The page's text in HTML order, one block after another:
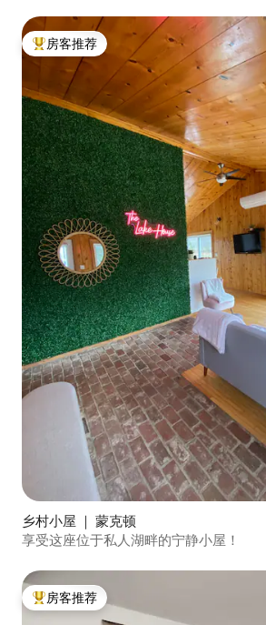
热门「房客推荐」
房客推荐
乡村小屋 ｜ 蒙克顿
享受这座位于私人湖畔的宁静小屋！
热门「房客推荐」
房客推荐